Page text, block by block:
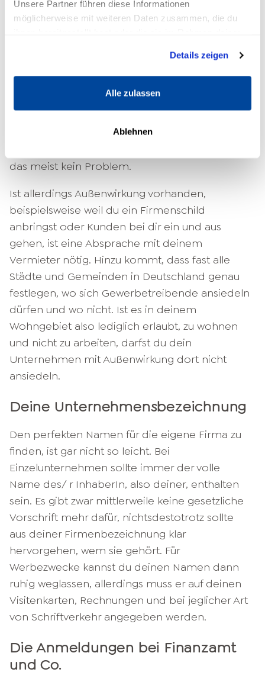
Unsere Partner führen diese Informationen
möglicherweise mit weiteren Daten zusammen, die du
Details zeigen
Alle zulassen
Ablehnen
und bist jetzt bereit, endlich loszulegen. Aber
seinen Sitz haben? Viele Gründer entscheiden
möglich, sofern du kein Unternehmen mit
deinem Wohnzimmer undschreibst Bücher
das meist kein Problem.
Ist allerdings Außenwirkung vorhanden,
beispielsweise weil du ein Firmenschild
anbringst oder Kunden bei dir ein und aus
gehen, ist eine Absprache mit deinem
Vermieter nötig. Hinzu kommt, dass fast alle
Städte und Gemeinden in Deutschland genau
festlegen, wo sich Gewerbetreibende ansiedeln
dürfen und wo nicht. Ist es in deinem
Wohngebiet also lediglich erlaubt, zu wohnen
und nicht zu arbeiten, darfst du dein
Unternehmen mit Außenwirkung dort nicht
ansiedeln.
Deine Unternehmensbezeichnung
Den perfekten Namen für die eigene Firma zu
finden, ist gar nicht so leicht. Bei
Einzelunternehmen sollte immer der volle
Name des/ r InhaberIn, also deiner, enthalten
sein. Es gibt zwar mittlerweile keine gesetzliche
Vorschrift mehr dafür, nichtsdestotrotz sollte
aus deiner Firmenbezeichnung klar
hervorgehen, wem sie gehört. Für
Werbezwecke kannst du deinen Namen dann
ruhig weglassen, allerdings muss er auf deinen
Visitenkarten, Rechnungen und bei jeglicher Art
von Schriftverkehr angegeben werden.
Die Anmeldungen bei Finanzamt
und Co.